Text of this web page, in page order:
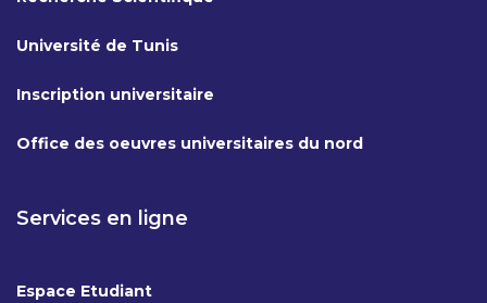
Université de Tunis
Inscription universitaire
Office des oeuvres universitaires du nord
Services en ligne
Espace Etudiant